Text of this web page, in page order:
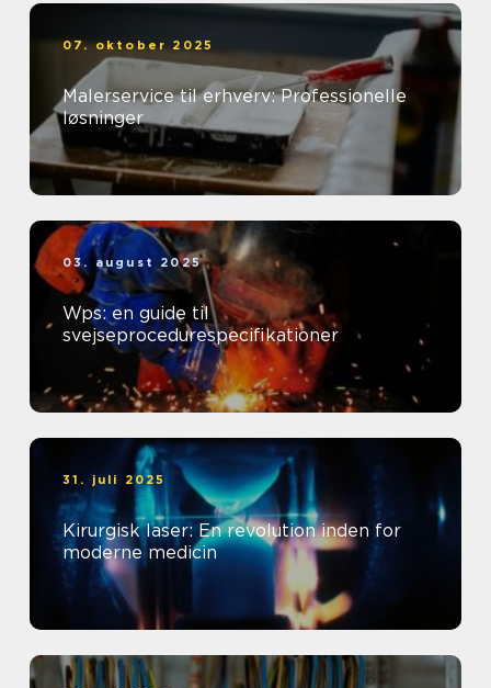
07. oktober 2025
Malerservice til erhverv: Professionelle
løsninger
03. august 2025
Wps: en guide til
svejseprocedurespecifikationer
31. juli 2025
Kirurgisk laser: En revolution inden for
moderne medicin